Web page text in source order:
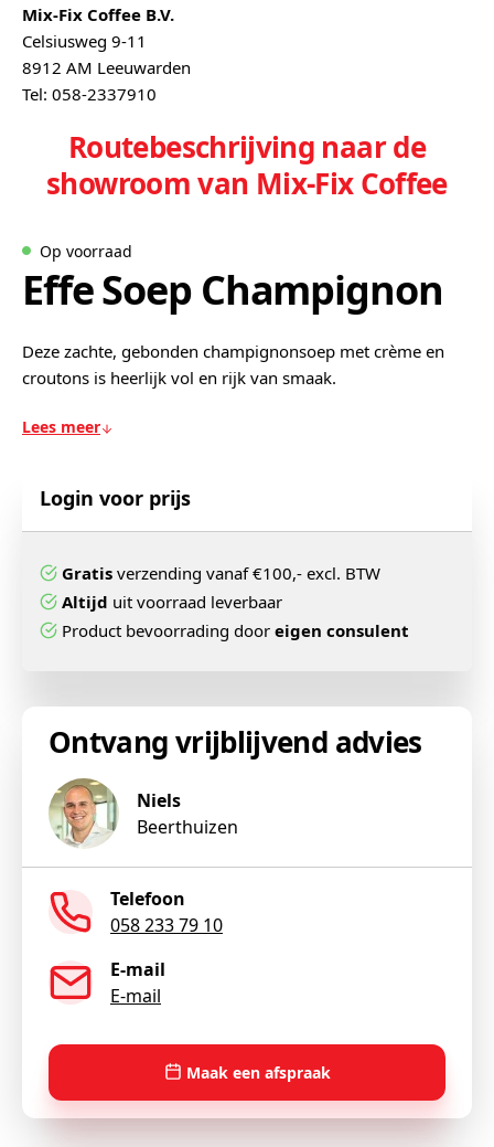
Mix-Fix Coffee B.V.
Celsiusweg 9-11
8912 AM Leeuwarden
Tel: 058-2337910
Routebeschrijving naar de
showroom van Mix-Fix Coffee
Op voorraad
Effe Soep Champignon
Deze zachte, gebonden champignonsoep met crème en
croutons is heerlijk vol en rijk van smaak.
Lees meer
Login voor prijs
Gratis verzending vanaf €100,- excl. BTW
Altijd uit voorraad leverbaar
Product bevoorrading door eigen consulent
Ontvang vrijblijvend advies
Niels
Beerthuizen
Telefoon
058 233 79 10
E-mail
E-mail
Maak een afspraak